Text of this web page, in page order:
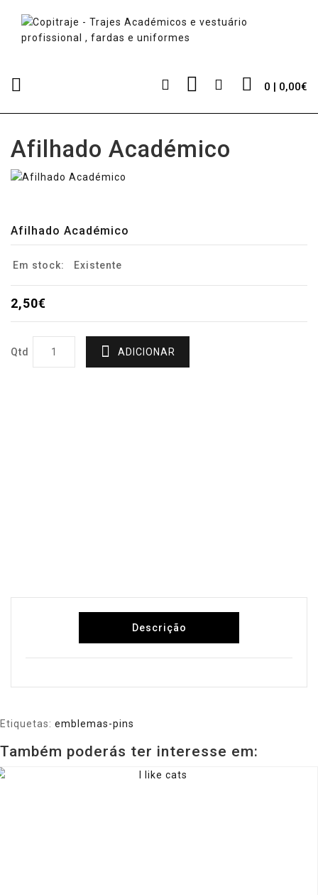
0 | 0,00€
Afilhado Académico
Afilhado Académico
Em stock: Existente
2,50€
Qtd ADICIONAR
Descrição
Etiquetas: emblemas-pins
Também poderás ter interesse em: